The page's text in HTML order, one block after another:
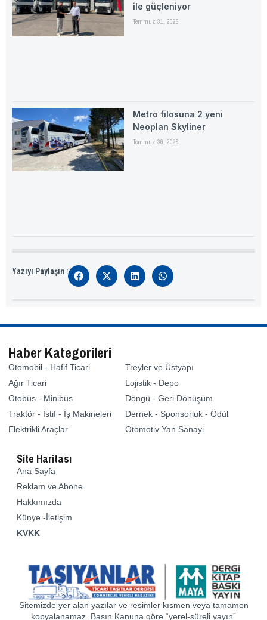
ile güçleniyor
Temmuz 31, 2026
Metro filosuna 2 yeni
Neoplan Skyliner
Temmuz 30, 2026
Yazıyı Paylaşın :
Haber Kategorileri
Otomobil - Hafif Ticari
Ağır Ticari
Otobüs - Minibüs
Traktör - İstif - İş Makineleri
Elektrikli Araçlar
Treyler ve Üstyapı
Lojistik - Depo
Döngü - Geri Dönüşüm
Dernek - Sponsorluk - Ödül
Otomotiv Yan Sanayi
Site Haritası
Ana Sayfa
Reklam ve Abone
Hakkımızda
Künye -İletişim
KVKK
Sitemizde yer alan yazılar ve resimler kısmen veya tamamen
kopyalanamaz. Basın Kanuna göre “yerel-süreli yayın”